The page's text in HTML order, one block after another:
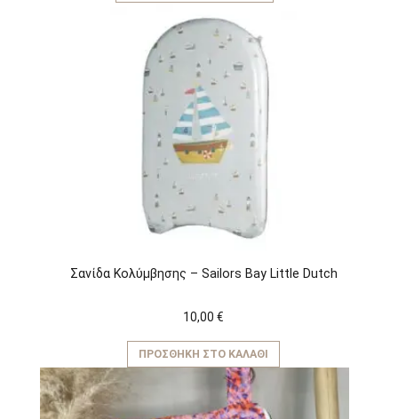
Σανίδα Κολύμβησης – Sailors Bay Little Dutch
10,00 €
ΠΡΟΣΘΉΚΗ ΣΤΟ ΚΑΛΆΘΙ